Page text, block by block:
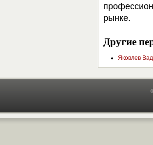
рынке.
Другие
Яковлев